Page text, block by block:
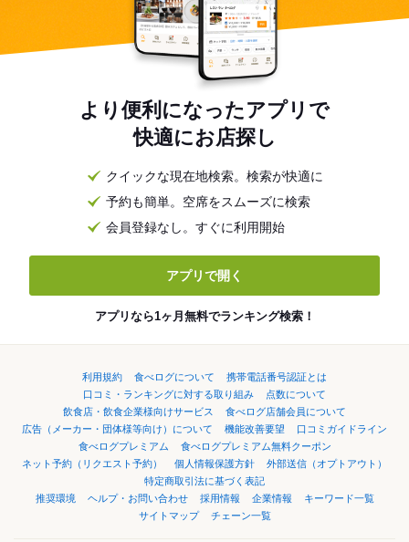
より便利になったアプリで
快適にお店探し
クイックな現在地検索。検索が快適に
予約も簡単。空席をスムーズに検索
会員登録なし。すぐに利用開始
アプリで開く
アプリなら1ヶ月無料でランキング検索！
利用規約 食べログについて
携帯電話番号認証とは
口コミ・ランキングに対する取り組み
点数について
飲食店・飲食企業様向けサービス
食べログ店舗会員について
広告（メーカー・団体様等向け）について
機能改善要望
口コミガイドライン
食べログプレミアム
食べログプレミアム無料クーポン
ネット予約（リクエスト予約）
個人情報保護方針
外部送信（オプトアウト）
特定商取引法に基づく表記
推奨環境
ヘルプ・お問い合わせ 採用情報 企業情報
キーワード一覧
サイトマップ
チェーン一覧